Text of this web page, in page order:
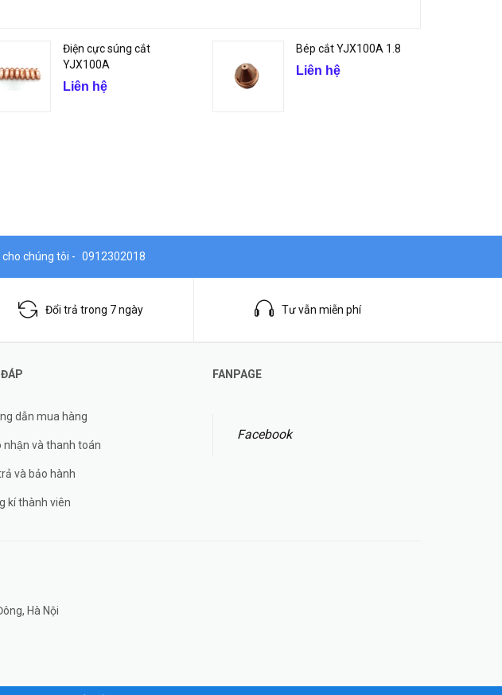
Điện cực súng cắt
YJX100A
Liên hệ
Bép cắt YJX100A 1.8
Liên hệ
chúng tôi - 0912302018
Đổi trả trong 7 ngày Tư vẫn miễn phí
ĐÁP
dẫn mua hàng
nhận và thanh toán
và bảo hành
kí thành viên
FANPAGE
Facebook
Hà Nội